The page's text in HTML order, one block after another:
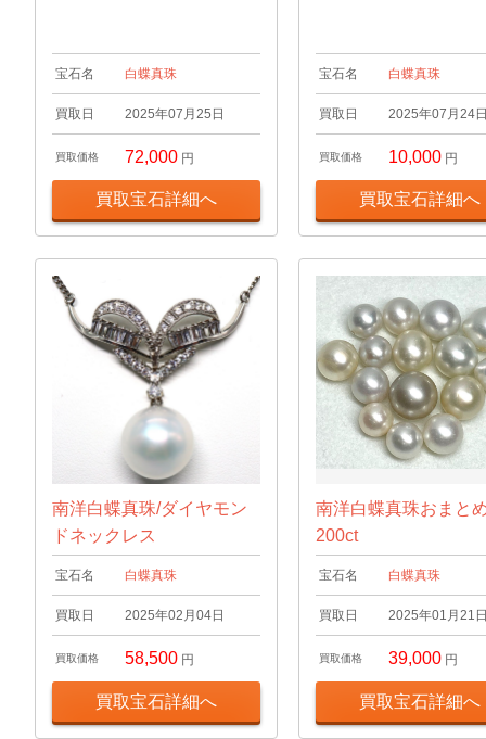
宝石名 白蝶真珠
買取日 2025年07月25日
買取価格 72,000 円
買取宝石詳細へ
宝石名 白蝶真珠
買取日 2025年07月24
買取価格 10,000 円
買取宝石詳細へ
南洋白蝶真珠/ダイヤモン
ドネックレス
宝石名 白蝶真珠
買取日 2025年02月04日
買取価格 58,500 円
買取宝石詳細へ
南洋白蝶真珠おまと
200ct
宝石名 白蝶真珠
買取日 2025年01月21
買取価格 39,000 円
買取宝石詳細へ